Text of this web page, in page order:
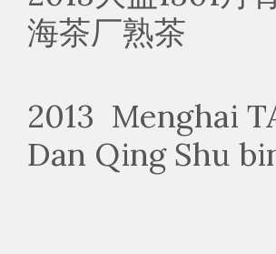
海茶厂熟茶
2013 Menghai
Dan Qing Shu